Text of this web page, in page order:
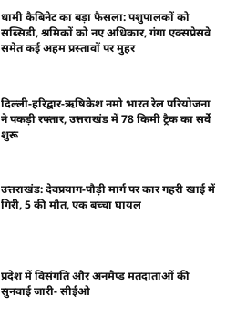
धामी कैबिनेट का बड़ा फैसला: पशुपालकों को
सब्सिडी, श्रमिकों को नए अधिकार, गंगा एक्सप्रेसवे
समेत कई अहम प्रस्तावों पर मुहर
दिल्ली-हरिद्वार-ऋषिकेश नमो भारत रेल परियोजना
ने पकड़ी रफ्तार, उत्तराखंड में 78 किमी ट्रैक का सर्वे
शुरू
उत्तराखंड: देवप्रयाग-पौड़ी मार्ग पर कार गहरी खाई में
गिरी, 5 की मौत, एक बच्चा घायल
प्रदेश में विसंगति और अनमैप्ड मतदाताओं की
सुनवाई जारी- सीईओ